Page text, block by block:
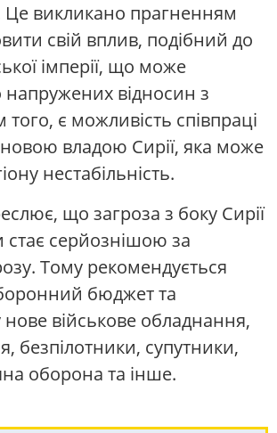
викликано прагненням
свій вплив, подібний до
імперії, що може
напружених відносин з
того, є можливість співпраці
владою Сирії, яка може
нестабільність.
що загроза з боку Сирії
стає серйознішою за
Тому рекомендується
бюджет та
нове військове обладнання,
безпілотники, супутники,
оборона та інше.